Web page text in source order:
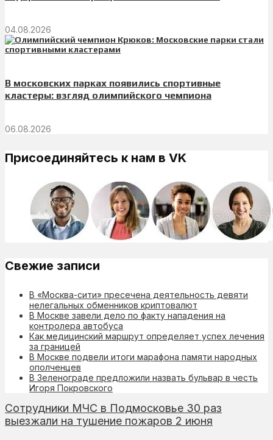
04.08.2026
В московских парках появились спортивные
кластеры: взгляд олимпийского чемпиона
06.08.2026
Присоединяйтесь к нам в VK
Свежие записи
В «Москва-сити» пресечена деятельность девяти
нелегальных обменников криптовалют
В Москве завели дело по факту нападения на
контролера автобуса
Как медицинский маршрут определяет успех лечения
за границей
В Москве подвели итоги марафона памяти народных
ополченцев
В Зеленограде предложили назвать бульвар в честь
Игоря Покровского
Сотрудники МЧС в Подмосковье 30 раз
выезжали на тушение пожаров 2 июня